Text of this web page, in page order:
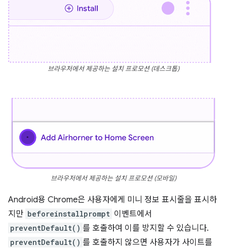
브라우저에서 제공하는 설치 프로모션 (데스크톱)
브라우저에서 제공하는 설치 프로모션 (모바일)
Android용 Chrome은 사용자에게 미니 정보 표시줄을 표시하
지만 beforeinstallprompt 이벤트에서
preventDefault() 를 호출하여 이를 방지할 수 있습니다.
preventDefault() 를 호출하지 않으면 사용자가 사이트를